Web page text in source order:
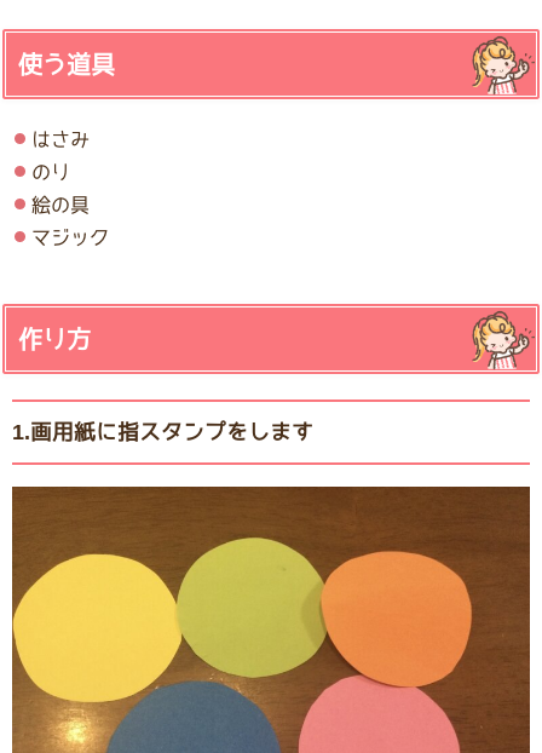
使う道具
はさみ
のり
絵の具
マジック
作り方
1.画用紙に指スタンプをします